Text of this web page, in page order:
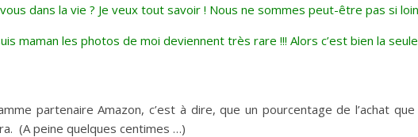
dans la vie ? Je veux tout savoir ! Nous ne sommes peut-être pas si
maman les photos de moi deviennent très rare !!! Alors c’est bien la
partenaire Amazon, c’est à dire, que un pourcentage de l’achat
(A peine quelques centimes …)